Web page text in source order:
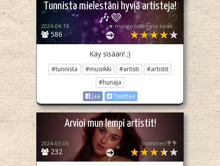
Tunnista mielestäni hyviä artisteja!
🎶💜
586
2024-04-14 ★ mango (ultimate epäakti)
Käy sisään! ;)
#tunnista #musiikki #artisti
#artistit
#hunaja
Jaa
Twiittaa
Arvioi mun lempi artistit!
232
2024-03-06 Sonttinen💐💐